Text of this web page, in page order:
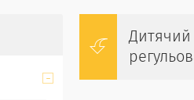
Дитячий